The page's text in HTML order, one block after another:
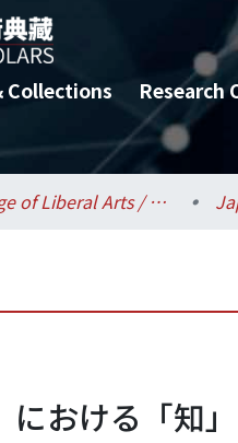
Collections Research
College of Liberal Arts / 文學院
における「知